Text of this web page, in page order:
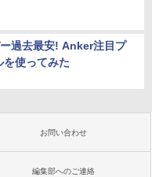
過去最安! Anker注目プ
を使ってみた
お問い合わせ
編集部へのご連絡